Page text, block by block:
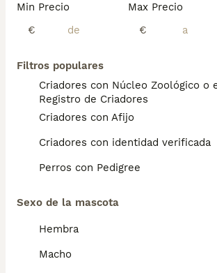
Min Precio
€
Max Precio
€
Filtros populares
Criadores con Núcleo Zoológico o
Registro de Criadores
Criadores con Afijo
Criadores con identidad verificada
Perros con Pedigree
Sexo de la mascota
Hembra
Macho